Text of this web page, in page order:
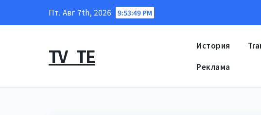
Пт. Авг 7th, 2026 9:53:50 PM
TV_TE История
Реклама